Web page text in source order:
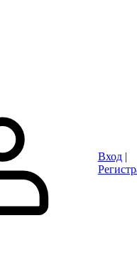
Вход|